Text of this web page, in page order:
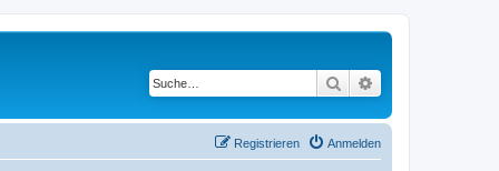
Suche
Anmelden
Registrieren